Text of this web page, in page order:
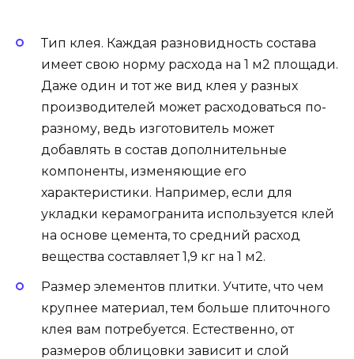
Тип клея. Каждая разновидность состава
имеет свою норму расхода на 1 м2 площади.
Даже один и тот же вид клея у разных
производителей может расходоваться по-
разному, ведь изготовитель может
добавлять в состав дополнительные
компоненты, изменяющие его
характеристики. Например, если для
укладки керамогранита используется клей
на основе цемента, то средний расход
вещества составляет 1,9 кг на 1 м2.
Размер элементов плитки. Учтите, что чем
крупнее материал, тем больше плиточного
клея вам потребуется. Естественно, от
размеров облицовки зависит и слой